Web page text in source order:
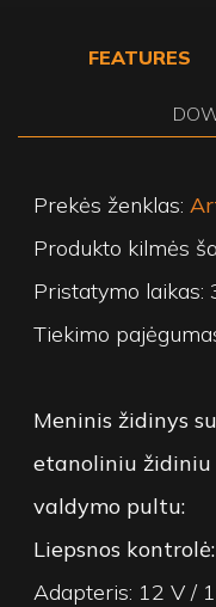
FEATURES
Prekės ženklas:
Produkto kilmės
Pristatymo laikas:
Tiekimo
Meninis židinys
etanoliniu židiniu
valdymo pultu:
Liepsnos
Adapteris: 12 V /